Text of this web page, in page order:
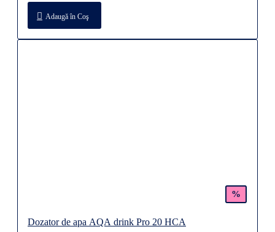
Adaugă în Coş
%
Dozator de apa AQA drink Pro 20 HCA